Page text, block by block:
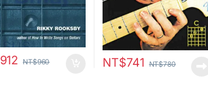
912 NT$960 NT$741 NT$780